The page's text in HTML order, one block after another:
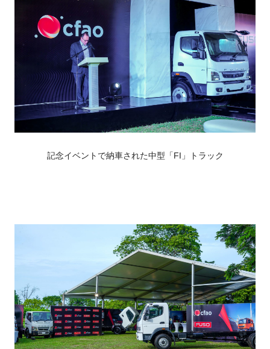
記念イベントで納車された中型「FI」トラック